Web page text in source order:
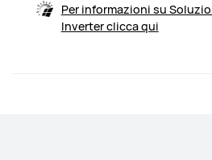
Per informazioni su
Inverter clicca qui